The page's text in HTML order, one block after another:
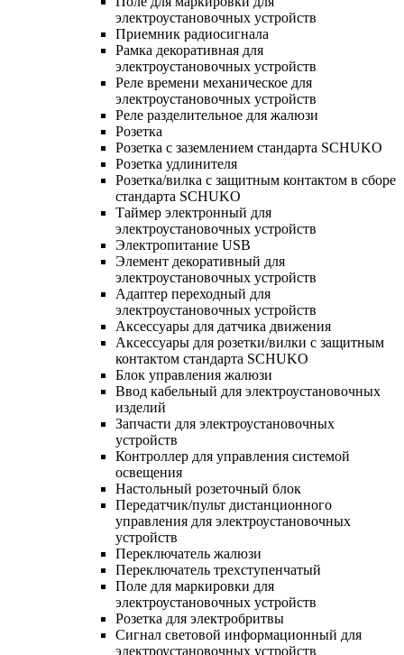
электроустановочных устройств
Приемник радиосигнала
Рамка декоративная для
электроустановочных устройств
Реле времени механическое для
электроустановочных устройств
Реле разделительное для жалюзи
Розетка
Розетка с заземлением стандарта SCHUKO
Розетка удлинителя
Розетка/вилка с защитным контактом в сборе
стандарта SCHUKO
Таймер электронный для
электроустановочных устройств
Электропитание USB
Элемент декоративный для
электроустановочных устройств
Адаптер переходный для
электроустановочных устройств
Аксессуары для датчика движения
Аксессуары для розетки/вилки с защитным
контактом стандарта SCHUKO
Блок управления жалюзи
Ввод кабельный для электроустановочных
изделий
Запчасти для электроустановочных
устройств
Контроллер для управления системой
освещения
Настольный розеточный блок
Передатчик/пульт дистанционного
управления для электроустановочных
устройств
Переключатель жалюзи
Переключатель трехступенчатый
Поле для маркировки для
электроустановочных устройств
Розетка для электробритвы
Сигнал световой информационный для
электроустановочных устройств